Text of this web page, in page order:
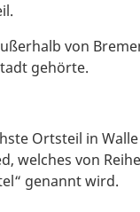
von
gehörte.
Ortsteil in
welches von
genannt wird.